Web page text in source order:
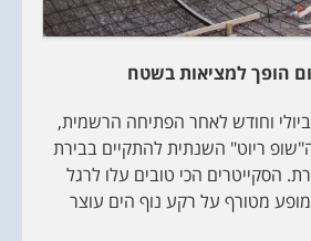
הפתיחה נקבעה ל3 ביולי וחודש לאחר הפתיחה הרשמית,
ריוט" השנתית להתקיים בבירת
הסקייטרים הכי טובים עלו לרגל
מטורף על רקע נוף הים עוצר